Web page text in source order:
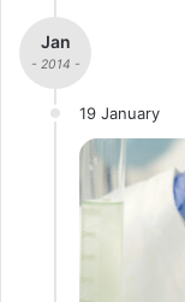
Jan
- 2014 -
19 January